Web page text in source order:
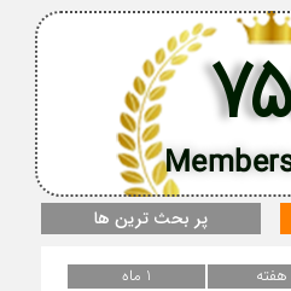
پر بحث ترین ها
1 ماه